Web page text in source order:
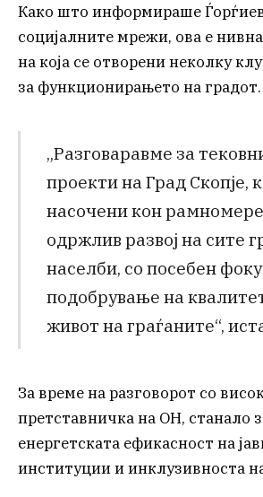
Како што информираше
социјалните мрежи, ова е
на која се отворени неколку
за функционирањето на градот.
„Разговаравме за
проекти на Град Скопје,
насочени кон
одржлив развој на сите
населби, со посебен
подобрување на
живот на граѓаните“,
За време на разговорот со
претставничка на ОН, станало
енергетската ефикасност на
институции и инклузивноста